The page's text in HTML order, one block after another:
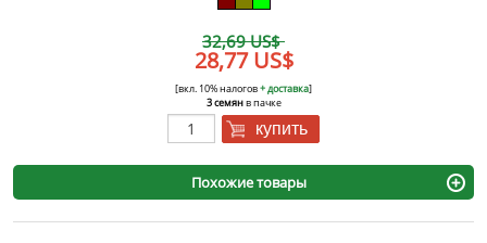
32,69 US$
28,77 US$
[вкл. 10% налогов+ доставка]
3 семянв пачке
купить
Похожие товары